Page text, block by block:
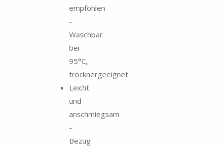
empfohlen
-
Waschbar
bei
95°C,
trocknergeeignet
Leicht
und
anschmiegsam
-
Bezug